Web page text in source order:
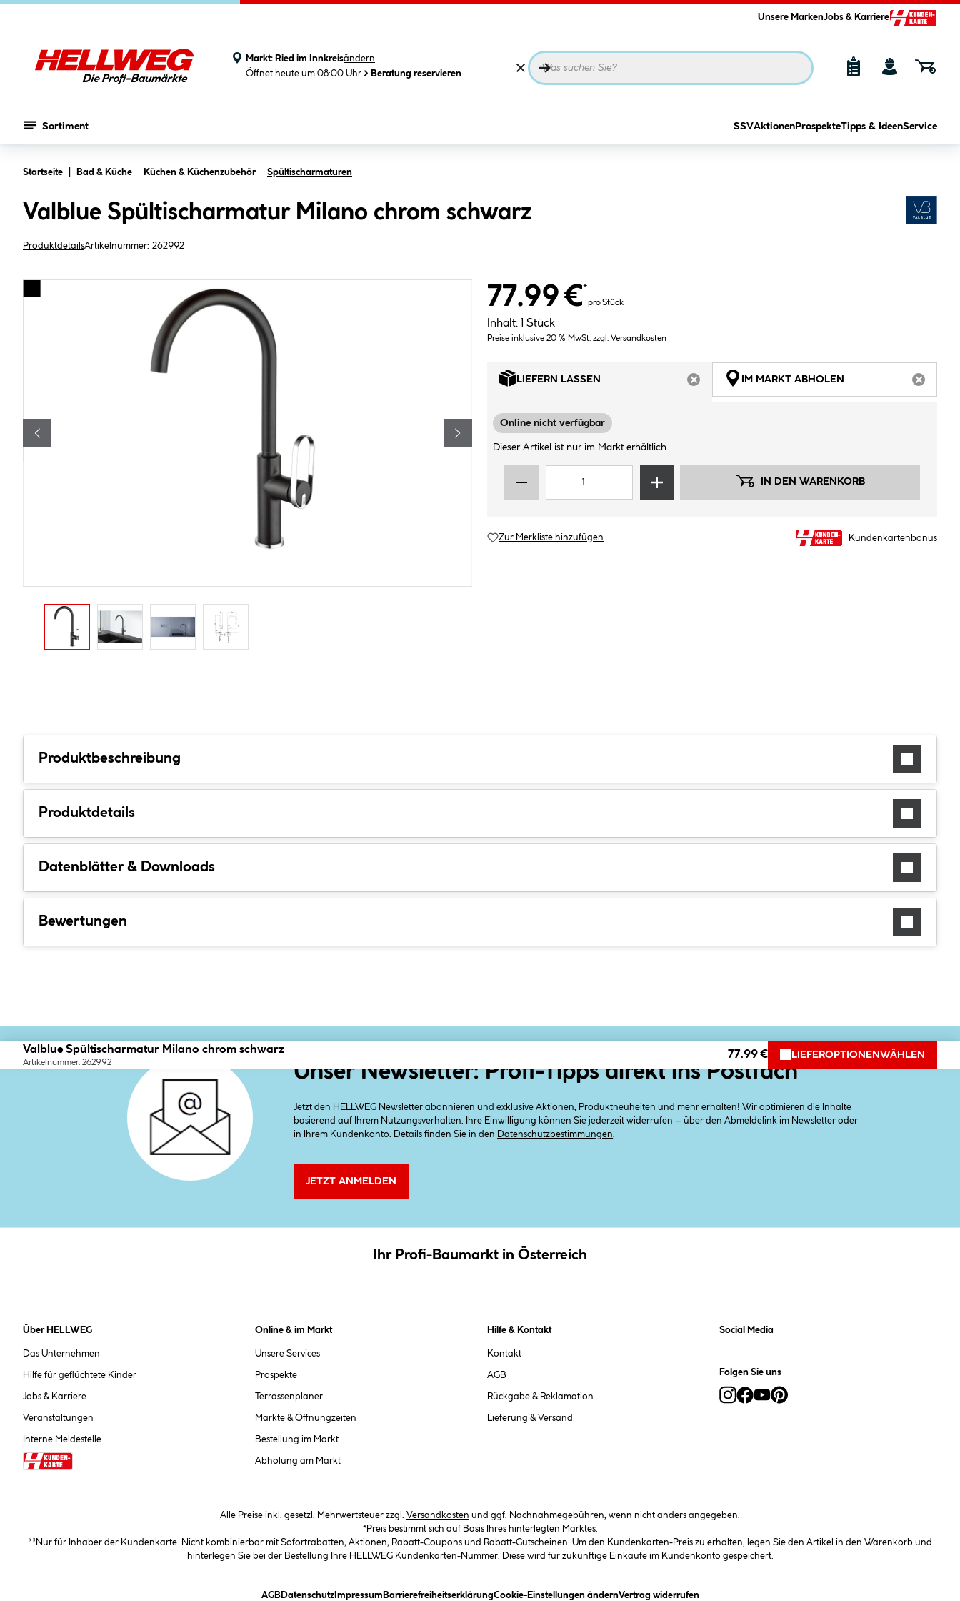
Unsere MarkenJobs & Karriere
Markt: Ried im Innkreisändern
Öffnet heute um 08:00 Uhr
Beratung reservieren
Sortiment SSVAktionen ProspekteTipps & IdeenService
Startseite Bad & Küche Küchen & Küchenzubehör Spültischarmaturen
Valblue Spültischarmatur Milano chrom schwarz
ProduktdetailsArtikelnummer: 262992
77.99 €*
pro Stück
Inhalt: 1 Stück
Preise inklusive 20 % MwSt. zzgl. Versandkosten
LIEFERN LASSEN
ARTIKEL NICHT VERFÜGBAR
IM MARKT ABHOLEN
Online nicht verfügbar
Dieser Artikel ist nur im Markt erhältlich.
IN DEN WARENKORB
Zur Merkliste hinzufügen Kundenkartenbonus
Produktbeschreibung
Produktdetails
Datenblätter & Downloads
Bewertungen
Valblue Spültischarmatur Milano chrom schwarz
Artikelnummer: 262992
77.99 € LIEFEROPTIONEN WÄHLEN
Unser Newsletter: Profi-Tipps direkt ins Postfach
Jetzt den HELLWEG Newsletter abonnieren und exklusive Aktionen, Produktneuheiten und mehr erhalten! Wir optimieren die Inhalte
basierend auf Ihrem Nutzungsverhalten. Ihre Einwilligung können Sie jederzeit widerrufen – über den Abmeldelink im Newsletter oder
in Ihrem Kundenkonto. Details finden Sie in den
Datenschutzbestimmungen
JETZT ANMELDEN
Ihr Profi-Baumarkt in Österreich
Über HELLWEG
Das Unternehmen
Hilfe für geflüchtete Kinder
Jobs & Karriere
Veranstaltungen
Interne Meldestelle
Online & im Markt
Unsere Services
Prospekte
Terrassenplaner
Märkte & Öffnungzeiten
Bestellung im Markt
Abholung am Markt
Hilfe & Kontakt
Kontakt
AGB
Rückgabe & Reklamation
Lieferung & Versand
Social Media
Folgen Sie uns
Alle Preise inkl. gesetzl. Mehrwertsteuer zzgl. Versandkosten und ggf. Nachnahmegebühren, wenn nicht anders angegeben.
*Preis bestimmt sich auf Basis Ihres hinterlegten Marktes.
**Nur für Inhaber der Kundenkarte. Nicht kombinierbar mit Sofortrabatten, Aktionen, Rabatt-Coupons und Rabatt-Gutscheinen. Um den Kundenkarten-Preis zu erhalten, legen Sie den Artikel in den Warenkorb und
hinterlegen Sie bei der Bestellung Ihre HELLWEG Kundenkarten-Nummer. Diese wird für zukünftige Einkäufe im Kundenkonto gespeichert.
AGB(öffnet ein Dialogfeld)
Datenschutz(öffnet ein Dialogfeld)
Impressum(öffnet ein Dialogfeld)
Barrierefreiheitserklärung(öffnet ein Dialogfeld)
Cookie-Einstellungen ändern(öffnet ein Dialogfeld)
Vertrag widerrufen